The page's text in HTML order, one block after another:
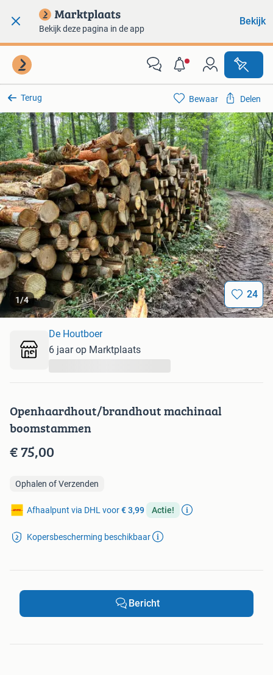
Bekijk deze pagina in de app
Bekijk
Terug
1/4 24
Bewaar Delen
Openhaardhout/brandhout machinaal
boomstammen
€ 75,00
Ophalen of Verzenden
Afhaalpunt via DHL voor€ 3,99 Actie!
Kopersbescherming beschikbaar
De Houtboer
6 jaar op Marktplaats
Bericht